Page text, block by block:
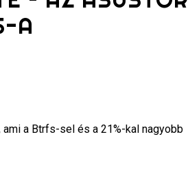
A
a Btrfs-sel és a 21%-kal nagyobb